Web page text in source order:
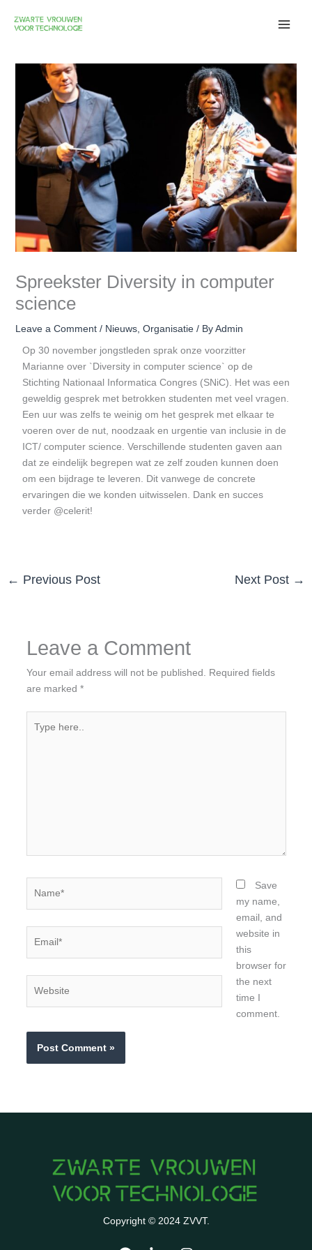
Spreekster Diversity in computer
science
Leave a Comment / Nieuws, Organisatie/ ByAdmin
Op 30 november jongstleden sprak onze voorzitter
Marianne over `Diversity in computer science` op de
Stichting Nationaal Informatica Congres (SNiC). Het was een
geweldig gesprek met betrokken studenten met veel vragen.
Een uur was zelfs te weinig om het gesprek met elkaar te
voeren over de nut, noodzaak en urgentie van inclusie in de
ICT/ computer science. Verschillende studenten gaven aan
dat ze eindelijk begrepen wat ze zelf zouden kunnen doen
om een bijdrage te leveren. Dit vanwege de concrete
ervaringen die we konden uitwisselen. Dank en succes
verder @celerit!
← Previous Post Next Post →
Leave a Comment
Your email address will not be published.
Required fields
are marked *
here..
Save
my name,
email, and
website in
this
browser for
the next
time I
comment.
Copyright © 2024 ZVVT.